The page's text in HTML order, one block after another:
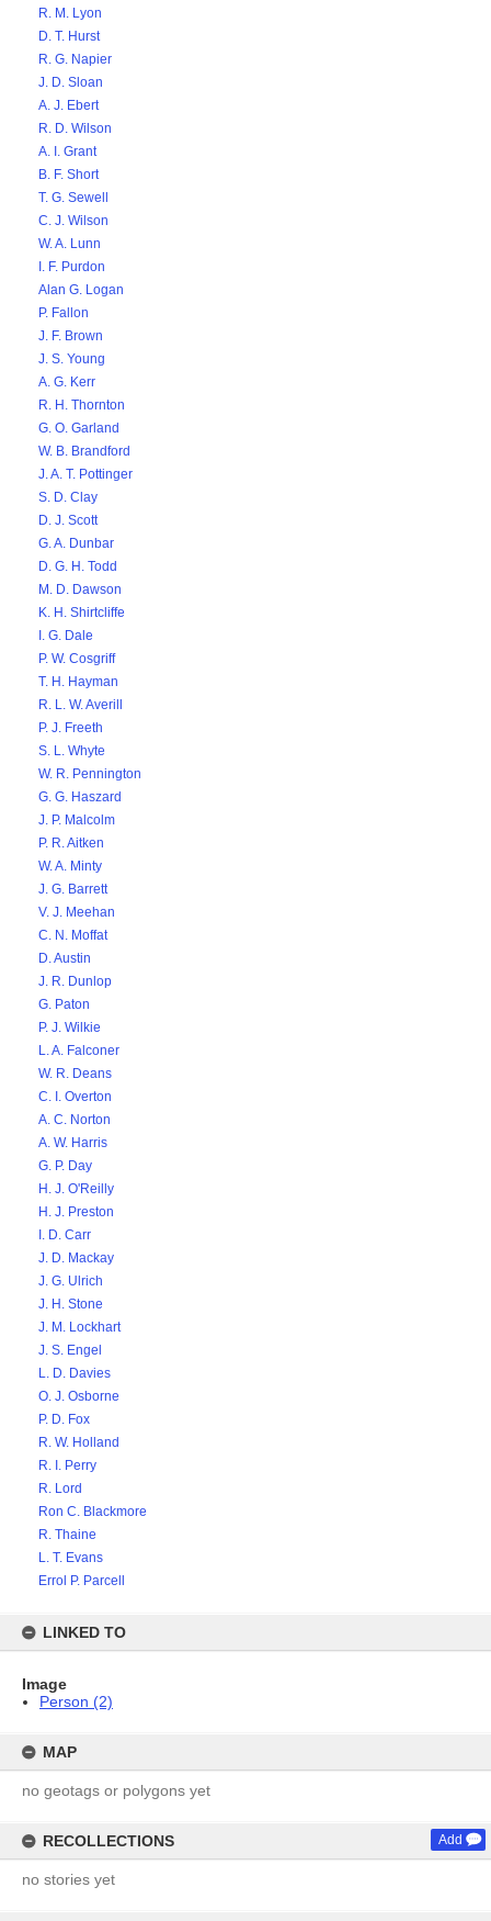
R. M. Lyon
D. T. Hurst
R. G. Napier
J. D. Sloan
A. J. Ebert
R. D. Wilson
A. I. Grant
B. F. Short
T. G. Sewell
C. J. Wilson
W. A. Lunn
I. F. Purdon
Alan G. Logan
P. Fallon
J. F. Brown
J. S. Young
A. G. Kerr
R. H. Thornton
G. O. Garland
W. B. Brandford
J. A. T. Pottinger
S. D. Clay
D. J. Scott
G. A. Dunbar
D. G. H. Todd
M. D. Dawson
K. H. Shirtcliffe
I. G. Dale
P. W. Cosgriff
T. H. Hayman
R. L. W. Averill
P. J. Freeth
S. L. Whyte
W. R. Pennington
G. G. Haszard
J. P. Malcolm
P. R. Aitken
W. A. Minty
J. G. Barrett
V. J. Meehan
C. N. Moffat
D. Austin
J. R. Dunlop
G. Paton
P. J. Wilkie
L. A. Falconer
W. R. Deans
C. I. Overton
A. C. Norton
A. W. Harris
G. P. Day
H. J. O'Reilly
H. J. Preston
I. D. Carr
J. D. Mackay
J. G. Ulrich
J. H. Stone
J. M. Lockhart
J. S. Engel
L. D. Davies
O. J. Osborne
P. D. Fox
R. W. Holland
R. I. Perry
R. Lord
Ron C. Blackmore
R. Thaine
L. T. Evans
Errol P. Parcell
LINKED TO
Image
Person (2)
MAP
no geotags or polygons yet
RECOLLECTIONS Add
no stories yet